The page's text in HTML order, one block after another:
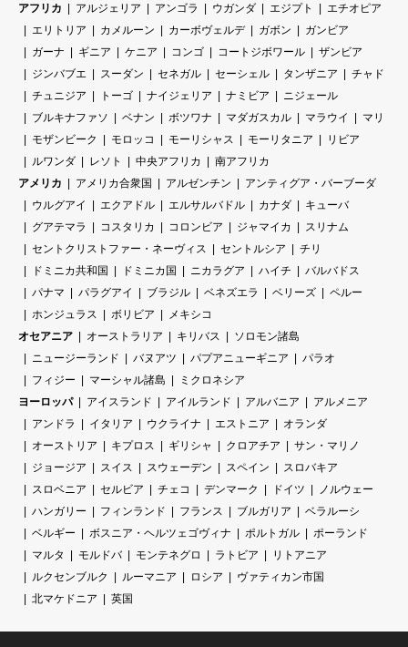
アフリカ
アルジェリア アンゴラ ウガンダ エジプト
エチオピア
エリトリア
カメルーン カーボヴェルデ ガボン
ガンビア
ガーナ
ギニア ケニア コンゴ コートジボワール
ザンビア
ジンバブエ
スーダン セネガル セーシェル タンザニア
チャド
チュニジア
トーゴ ナイジェリア ナミビア
ニジェール
ブルキナファソ
ベナン ボツワナ マダガスカル マラウイ
マリ
モザンビーク
モロッコ モーリシャス モーリタニア
リビア
ルワンダ
レソト 中央アフリカ
南アフリカ
アメリカ
アメリカ合衆国 アルゼンチン
アンティグア・バーブーダ
ウルグアイ
エクアドル エルサルバドル カナダ
キューバ
グアテマラ
コスタリカ コロンビア ジャマイカ
スリナム
セントクリストファー・ネーヴィス
セントルシア
チリ
ドミニカ共和国
ドミニカ国 ニカラグア ハイチ
バルバドス
パナマ
パラグアイ ブラジル ベネズエラ ベリーズ
ペルー
ホンジュラス
ボリビア
メキシコ
オセアニア
オーストラリア キリバス
ソロモン諸島
ニュージーランド
バヌアツ パプアニューギニア
パラオ
フィジー
マーシャル諸島
ミクロネシア
ヨーロッパ
アイスランド アイルランド アルバニア
アルメニア
アンドラ
イタリア ウクライナ エストニア
オランダ
オーストリア
キプロス ギリシャ クロアチア
サン・マリノ
ジョージア
スイス スウェーデン スペイン
スロバキア
スロベニア
セルビア チェコ デンマーク ドイツ
ノルウェー
ハンガリー
フィンランド フランス ブルガリア
ベラルーシ
ベルギー
ボスニア・ヘルツェゴヴィナ ポルトガル
ポーランド
マルタ
モルドバ モンテネグロ ラトビア
リトアニア
ルクセンブルク
ルーマニア ロシア
ヴァティカン市国
北マケドニア
英国